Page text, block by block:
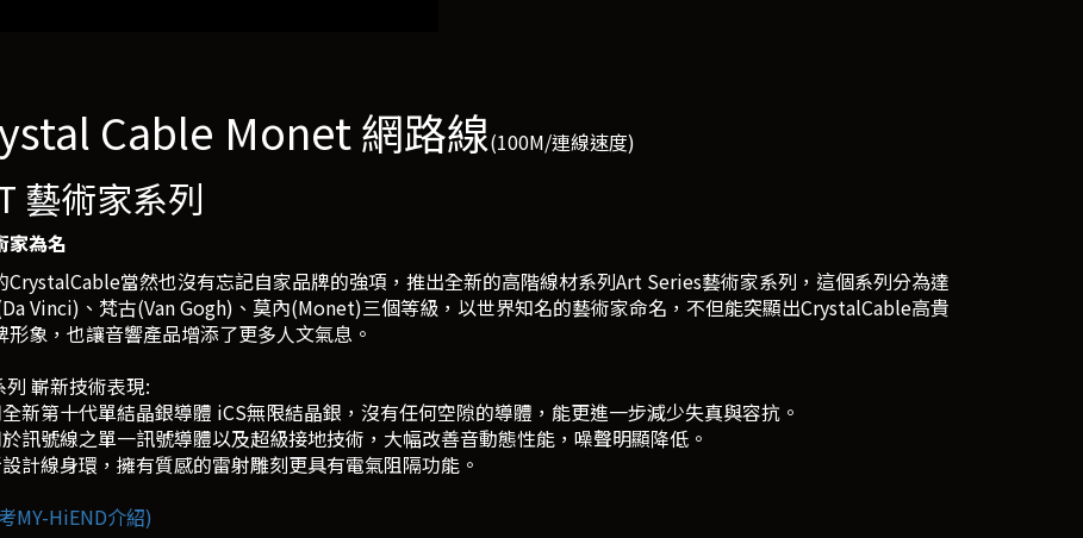
Cable Monet 網路線(100M/連線速度)
藝術家系列
家為名
CrystalCable當然也沒有忘記自家品牌的強項，推出全新的高階線材系列Art Series藝術家系列，這個系列分為達
Vinci)、梵古(Van Gogh)、莫內(Monet)三個等級，以世界知名的藝術家命名，不但能突顯出CrystalCable高貴
形象，也讓音響產品增添了更多人文氣息。
列 嶄新技術表現:
新第十代單結晶銀導體 iCS無限結晶銀，沒有任何空隙的導體，能更進一步減少失真與容抗。
訊號線之單一訊號導體以及超級接地技術，大幅改善音動態性能，噪聲明顯降低。
計線身環，擁有質感的雷射雕刻更具有電氣阻隔功能。
MY-HiEND介紹)